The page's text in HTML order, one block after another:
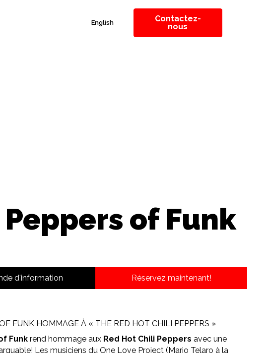
English
Contactez-
nous
of Funk
d'information Réservez maintenant!
FUNK HOMMAGE À « THE RED HOT CHILI PEPPERS »
Funk rend hommage aux Red Hot Chili Peppers avec une
Les musiciens du One Love Project (Mario Telaro à la